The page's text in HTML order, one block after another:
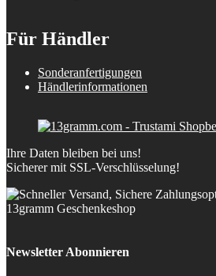
Für Händler
Sonderanfertigungen
Händlerinformationen
Ihre Daten bleiben bei uns!
Sicherer mit SSL-Verschlüsselung!
Newsletter Abonnieren